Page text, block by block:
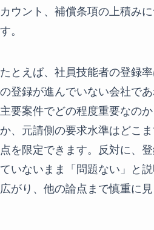
カウント、補償条項の上積み
す。
たとえば、社員技能者の登録
の登録が進んでいない会社で
主要案件でどの程度重要なの
か、元請側の要求水準はどこ
点を限定できます。反対に、
ていないまま「問題ない」と
広がり、他の論点まで慎重に見